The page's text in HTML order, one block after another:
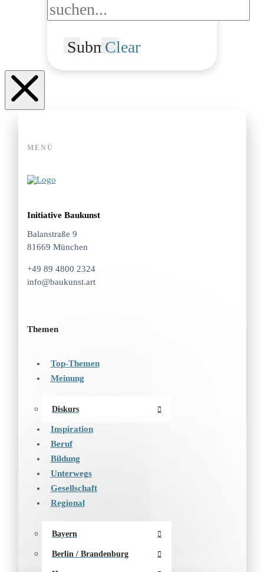
SubmitClear
MENÜ
Initiative Baukunst
Balanstraße 9
81669 München
+49 89 4800 2324
info@baukunst.art
Themen
Top-Themen
Meinung
Diskurs
Inspiration
Beruf
Bildung
Unterwegs
Gesellschaft
Regional
Bayern
Berlin / Brandenburg